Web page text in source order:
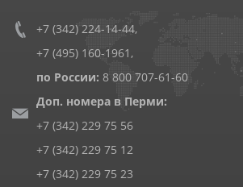
+7 (342) 224-14-44,
+7 (495) 160-1961 ,
по России: 8 800 707-61-60
Доп. номера в Перми:
+7 (342) 229 75 56
+7 (342) 229 75 12
+7 (342) 229 75 23